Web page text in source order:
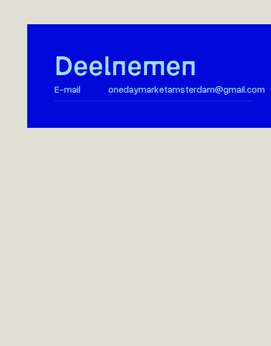
tot een eigen merk.
Deelnemen
E-mail onedaymarketamsterdam@gmail.com